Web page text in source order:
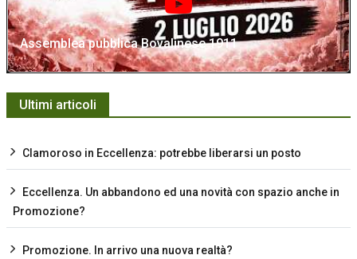
Assemblea pubblica Bovalinese 1911
Ultimi articoli
Clamoroso in Eccellenza: potrebbe liberarsi un posto
Eccellenza. Un abbandono ed una novità con spazio anche in
Promozione?
Promozione. In arrivo una nuova realtà?